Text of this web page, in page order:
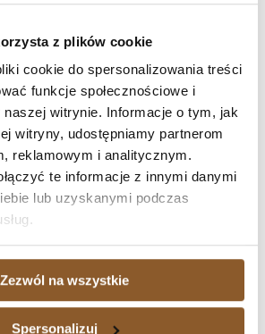
z plików cookie
cookie do spersonalizowania treści
funkcje społecznościowe i
witrynie. Informacje o tym, jak
witryny, udostępniamy partnerom
reklamowym i analitycznym.
te informacje z innymi danymi
lub uzyskanymi podczas
Zezwól na wszystkie
Spersonalizuj
próbując zmienić sytuację po wyroku,
w dwóch instancjach! (I C 1268/21, I
nie miał wątpliwości (XV C
do waluty jest dużym obciążeniem, a
potrzeba sprzedaży nieruchomości
Adwokacka działa na terenie
się również sprawami kredytów
udzielonych kredytobiorcom także w